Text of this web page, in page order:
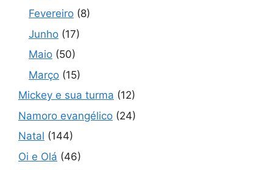
Fevereiro (8)
Junho (17)
Maio (50)
Março (15)
Mickey e sua turma (12)
Namoro evangélico (24)
Natal (144)
Oi e Olá (46)